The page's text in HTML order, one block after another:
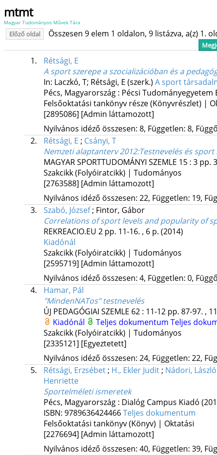
mtmt
Magyar Tudományos Művek Tára
Előző oldal Összesen 9 elem 1 oldalon, 9 listázva, a(z) 1.
1.
Rétsági, E
A sport szerepe a szocializációban és a
In: Laczkó, T; Rétsági, E (szerk.) A sport
Pécs, Magyarország : Pécsi Tudományegyetem
Felsőoktatási tankönyv része (Könyvrészlet) |
[2895086] [Admin láttamozott]
Nyilvános idéző összesen: 8, Független: 8,
2.
Rétsági, E ; Csányi, T
Nemzeti alaptanterv 2012:Testnevelés és
MAGYAR SPORTTUDOMÁNYI SZEMLE 15: 3 pp.
Szakcikk (Folyóiratcikk) | Tudományos
[2763588] [Admin láttamozott]
Nyilvános idéző összesen: 22, Független: 19,
3.
Szabó, József; Fintor, Gábor
Correlations of sport levels and popularity of
REKREACIO.EU 2 pp. 11-16. , 6 p. (2014)
Kiadónál
Szakcikk (Folyóiratcikk) | Tudományos
[2595719] [Admin láttamozott]
Nyilvános idéző összesen: 4, Független: 0,
4.
Hamar, Pál
"MindenNATos" testnevelés
ÚJ PEDAGÓGIAI SZEMLE 62: 11-12 pp. 87-97. ,
Kiadónál
Teljes dokumentum Teljes
Szakcikk (Folyóiratcikk) | Tudományos
[2335121] [Egyeztetett]
Nyilvános idéző összesen: 24, Független: 22,
5.
Rétsági, Erzsébet; H., Ekler Judit; Nádori, László
Henriette
Sportelméleti ismeretek
Pécs, Magyarország : Dialóg Campus Kiadó
ISBN: 9789636424466Teljes dokumentum
Felsőoktatási tankönyv (Könyv) | Oktatási
[2276694] [Admin láttamozott]
Nyilvános idéző összesen: 40, Független: 39,